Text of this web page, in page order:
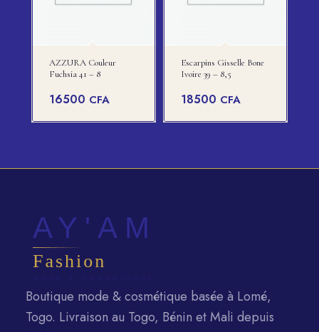
AZZURA Couleur
Fuchsia 41 – 8
16500 CFA
Escarpins Gisselle Bone
Ivoire 39 – 8,5
18500 CFA
Boutique mode & cosmétique basée à Lomé,
Togo. Livraison au Togo, Bénin et Mali depuis